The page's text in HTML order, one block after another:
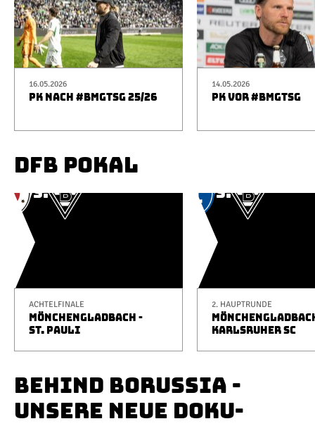
16.05.2026
PK NACH #BMGTSG 25/26
14.05.2026
PK VOR #BMGTSG
DFB POKAL
ACHTELFINALE
MÖNCHENGLADBACH -
ST. PAULI
2. HAUPTRUNDE
KARLSRUHER SC
BEHIND BORUSSIA -
UNSERE NEUE DOKU-